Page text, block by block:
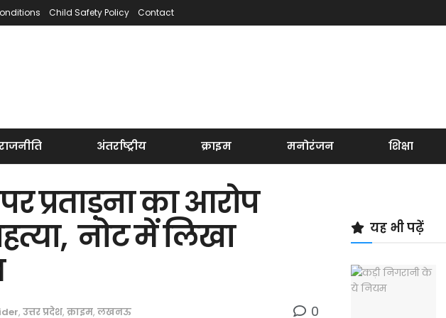
Child Safety Policy Contact
अंतर्राष्ट्रीय क्राइम मनोरंजन शिक्षा
प्रताड़ना का आरोप
नोट में लिखा
, उत्तर प्रदेश, क्राइम, लखनऊ 0
यह भी पढ़ें